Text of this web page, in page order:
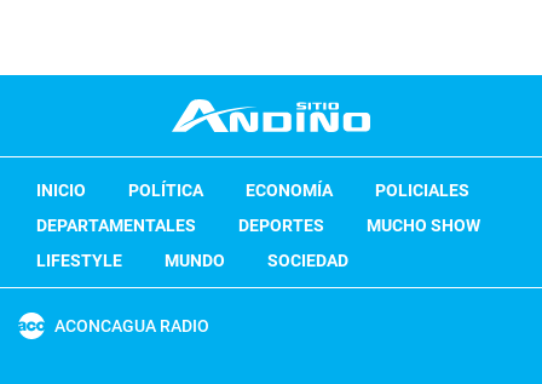
INICIO POLÍTICA ECONOMÍA
POLICIALES
DEPARTAMENTALES
DEPORTES
MUCHO SHOW
LIFESTYLE
MUNDO SOCIEDAD
ACONCAGUA RADIO